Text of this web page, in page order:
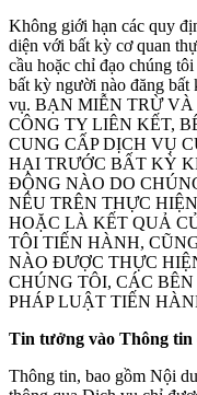
Không giới hạn các quy
diện với bất kỳ cơ quan
cầu hoặc chỉ đạo chúng
bất kỳ người nào đăng bất
vụ. BẠN MIỄN TRỪ
CÔNG TY LIÊN KẾT,
CUNG CẤP DỊCH VỤ
HẠI TRƯỚC BẤT KỲ
ĐỘNG NÀO DO
NÊU TRÊN THỰC
HOẶC LÀ KẾT QUẢ
TÔI TIẾN HÀNH,
NÀO ĐƯỢC THỰC
CHÚNG TÔI, CÁC
PHÁP LUẬT TIẾN
Tin tưởng vào Thông
Thông tin, bao gồm Nội